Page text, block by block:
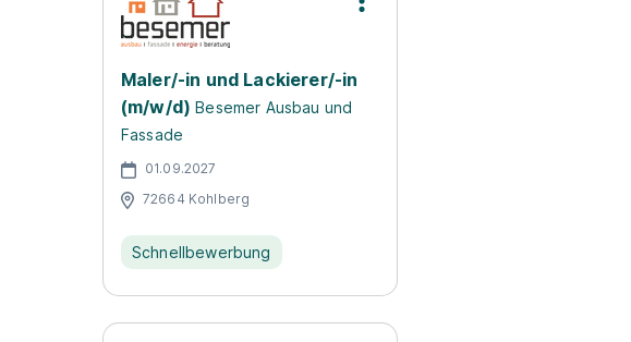
Maler/-in und Lackierer/-in
(m/w/d) Besemer Ausbau und
Fassade
01.09.2027
72664 Kohlberg
Schnellbewerbung